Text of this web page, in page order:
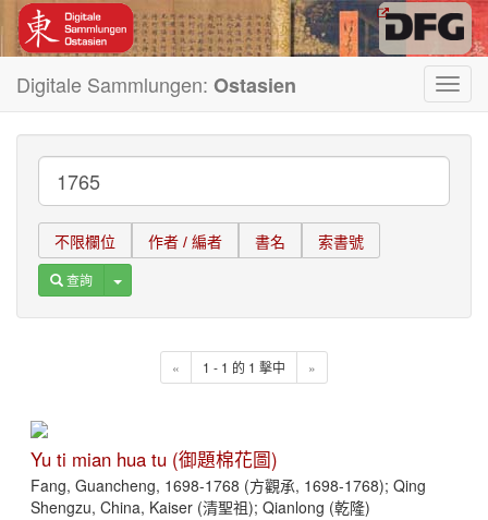
Digitale Sammlungen: Ostasien
不限欄位 作者 / 編者 書名 索書號
查詢 Toggle Dropdown
« 1 - 1 的 1 擊中 »
Yu ti mian hua tu (御題棉花圖)
Fang, Guancheng, 1698-1768 (方觀承, 1698-1768); Qing
Shengzu, China, Kaiser (清聖祖); Qianlong (乾隆)